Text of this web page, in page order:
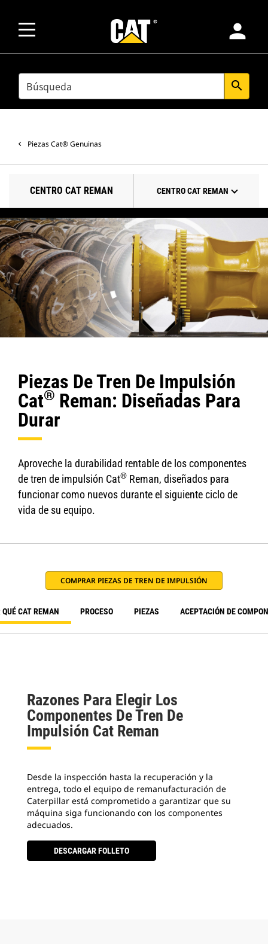
person
SEARCH search
Piezas Cat® Genuinas
CENTRO CAT REMAN CENTRO CAT REMAN
Piezas De Tren De Impulsión
Cat® Reman: Diseñadas Para
Durar
Aproveche la durabilidad rentable de los componentes
de tren de impulsión Cat® Reman, diseñados para
funcionar como nuevos durante el siguiente ciclo de
vida de su equipo.
COMPRAR PIEZAS DE TREN DE IMPULSIÓN
QUÉ CAT REMAN PROCESO PIEZAS ACEPTACIÓN DE
Razones Para Elegir Los
Componentes De Tren De
Impulsión Cat Reman
Desde la inspección hasta la recuperación y la
entrega, todo el equipo de remanufacturación de
Caterpillar está comprometido a garantizar que su
máquina siga funcionando con los componentes
adecuados.
DESCARGAR FOLLETO